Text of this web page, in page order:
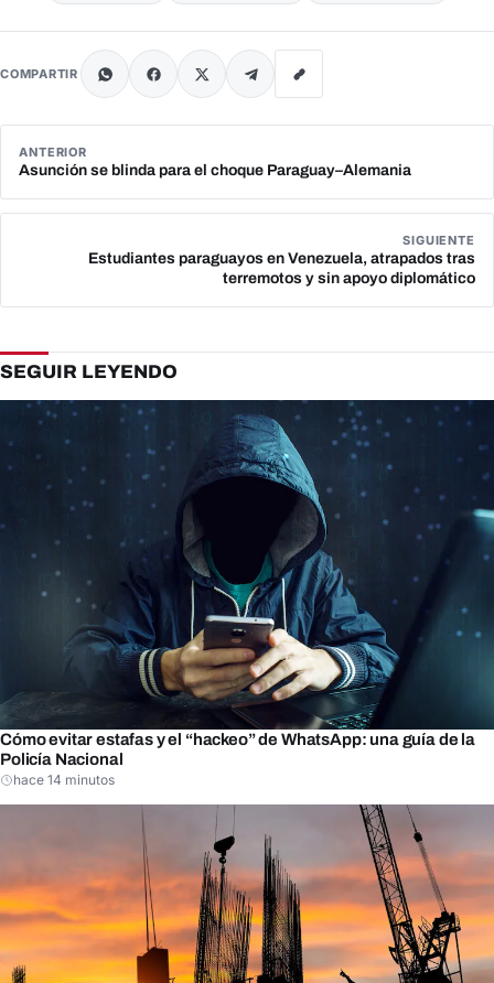
COMPARTIR
ANTERIOR
Asunción se blinda para el choque Paraguay–Alemania
SIGUIENTE
Estudiantes paraguayos en Venezuela, atrapados tras
terremotos y sin apoyo diplomático
SEGUIR LEYENDO
Cómo evitar estafas y el “hackeo” de WhatsApp: una guía de la
Policía Nacional
hace 14 minutos